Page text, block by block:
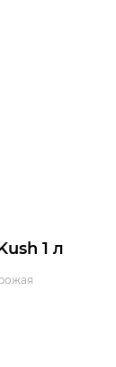
1 л